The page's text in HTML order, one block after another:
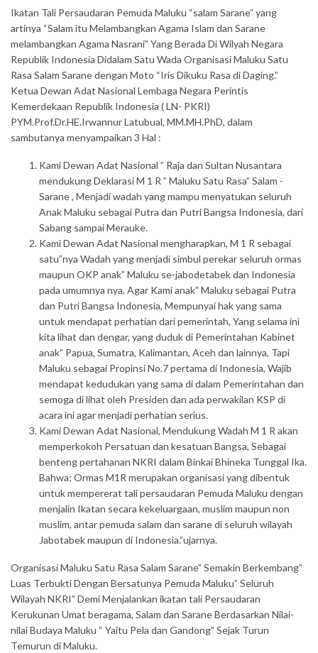
Ikatan Tali Persaudaran Pemuda Maluku “salam Sarane” yang
artinya “Salam itu Melambangkan Agama Islam dan Sarane
melambangkan Agama Nasrani” Yang Berada Di Wilyah Negara
Republik Indonesia Didalam Satu Wada Organisasi Maluku Satu
Rasa Salam Sarane dengan Moto “Iris Dikuku Rasa di Daging.”
Ketua Dewan Adat Nasional Lembaga Negara Perintis
Kemerdekaan Republik Indonesia ( LN- PKRI)
PYM.Prof.Dr.HE.Irwannur Latubual, MM.MH.PhD, dalam
sambutanya menyampaikan 3 Hal :
Kami Dewan Adat Nasional ” Raja dan Sultan Nusantara
mendukung Deklarasi M 1 R ” Maluku Satu Rasa” Salam -
Sarane , Menjadi wadah yang mampu menyatukan seluruh
Anak Maluku sebagai Putra dan Putri Bangsa Indonesia, dari
Sabang sampai Merauke.
Kami Dewan Adat Nasional mengharapkan, M 1 R sebagai
satu”nya Wadah yang menjadi simbul perekar seluruh ormas
maupun OKP anak” Maluku se-jabodetabek dan Indonesia
pada umumnya nya, Agar Kami anak” Maluku sebagai Putra
dan Putri Bangsa Indonesia, Mempunyai hak yang sama
untuk mendapat perhatian dari pemerintah, Yang selama ini
kita lihat dan dengar, yang duduk di Pemerintahan Kabinet
anak” Papua, Sumatra, Kalimantan, Aceh dan lainnya, Tapi
Maluku sebagai Propinsi No.7 pertama di Indonesia, Wajib
mendapat kedudukan yang sama di dalam Pemerintahan dan
semoga di lihat oleh Presiden dan ada perwakilan KSP di
acara ini agar menjadi perhatian serius.
Kami Dewan Adat Nasional, Mendukung Wadah M 1 R akan
memperkokoh Persatuan dan kesatuan Bangsa, Sebagai
benteng pertahanan NKRI dalam Binkai Bhineka Tunggal Ika.
Bahwa; Ormas M1R merupakan organisasi yang dibentuk
untuk mempererat tali persaudaran Pemuda Maluku dengan
menjalin Ikatan secara kekeluargaan, muslim maupun non
muslim, antar pemuda salam dan sarane di seluruh wilayah
Jabotabek maupun di Indonesia.”ujarnya.
Organisasi Maluku Satu Rasa Salam Sarane” Semakin Berkembang”
Luas Terbukti Dengan Bersatunya Pemuda Maluku” Seluruh
Wilayah NKRI” Demi Menjalankan ikatan tali Persaudaran
Kerukunan Umat beragama, Salam dan Sarane Berdasarkan Nilai-
nilai Budaya Maluku “ Yaitu Pela dan Gandong” Sejak Turun
Temurun di Maluku.